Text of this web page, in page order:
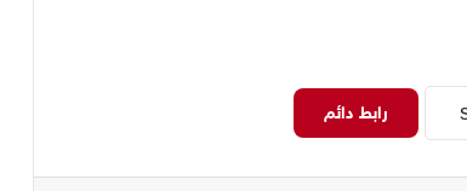
رابط دائم